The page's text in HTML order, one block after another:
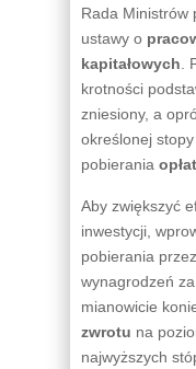
Rada Ministrów
ustawy o
kapitałowych
krotności
zniesiony, a
określonej
pobierania
Aby zwiększyć
inwestycji,
pobierania
wynagrodzeń
mianowicie
zwrotu na
najwyższych